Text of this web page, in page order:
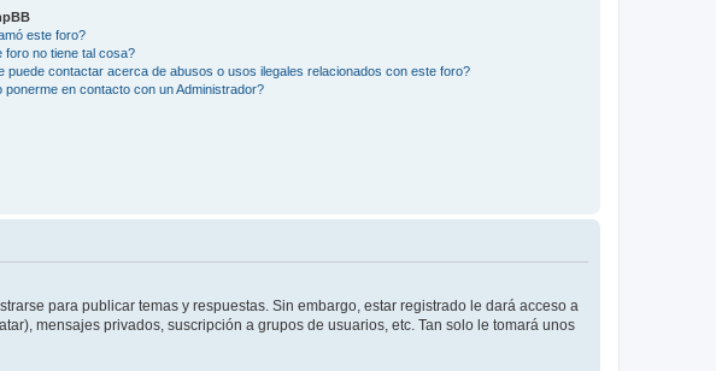
este foro?
foro no tiene tal cosa?
puede contactar acerca de abusos o usos ilegales relacionados con este foro?
ponerme en contacto con un Administrador?
para publicar temas y respuestas. Sin embargo, estar registrado le dará acceso a
mensajes privados, suscripción a grupos de usuarios, etc. Tan solo le tomará unos